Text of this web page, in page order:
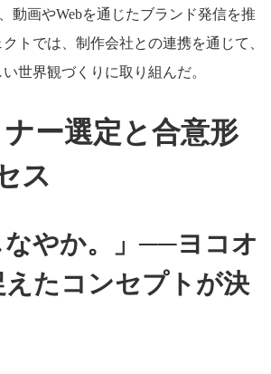
動画やWebを通じたブランド発信を推
トでは、制作会社との連携を通じて、
世界観づくりに取り組んだ。
ー選定と合意形
ス
なやか。」──ヨコオ
えたコンセプトが決